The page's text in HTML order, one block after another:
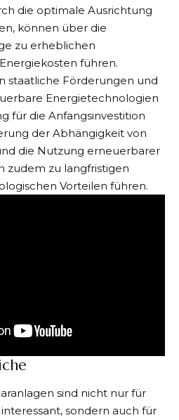
die optimale Ausrichtung
können über die
zu erheblichen
führen.
staatliche Förderungen und
Energietechnologien
für die Anfangsinvestition
der Abhängigkeit von
die Nutzung erneuerbarer
zudem zu langfristigen
Vorteilen führen.
sind nicht nur für
sondern auch für